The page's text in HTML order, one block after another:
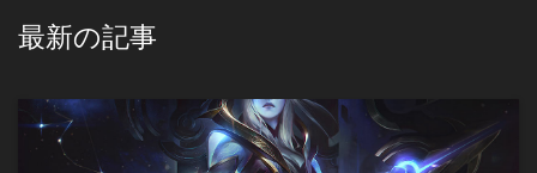
最新の記事